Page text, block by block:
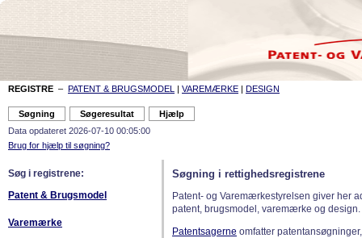
REGISTRE – PATENT & BRUGSMODEL | VAREMÆRKE | DESIGN
Data opdateret 2026-07-10 00:05:00
Brug for hjælp til søgning?
Søg i registrene:
Patent & Brugsmodel
Varemærke
Søgning i rettighedsregistrene
Patent- og Varemærkestyrelsen giver her
patent, brugsmodel, varemærke og design.
Patentsagerne omfatter